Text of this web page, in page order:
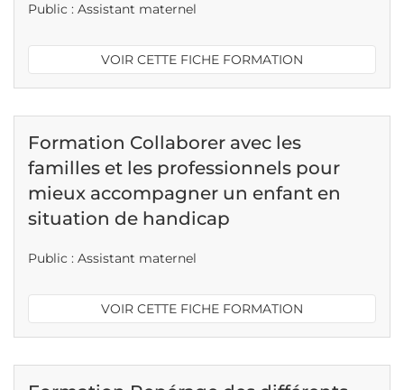
Public : Assistant maternel
VOIR CETTE FICHE FORMATION
Formation Collaborer avec les
familles et les professionnels pour
mieux accompagner un enfant en
situation de handicap
Public : Assistant maternel
VOIR CETTE FICHE FORMATION